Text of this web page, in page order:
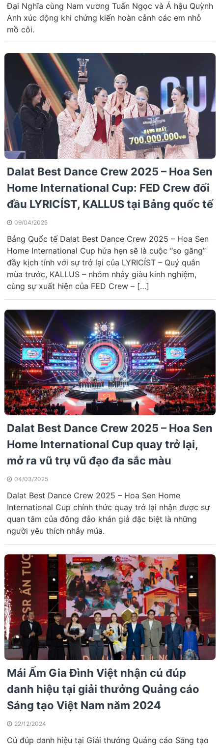
Đại Nghĩa cùng Nam vương Tuấn Ngọc và Á hậu Quỳnh
Anh xúc động khi chứng kiến hoàn cảnh các em nhỏ
mồ côi.
Dalat Best Dance Crew 2025 – Hoa Sen
Home International Cup: FED Crew đối
đầu LYRICÍST, KALLUS tại Bảng quốc tế
09/04/2025
Bảng Quốc tế Dalat Best Dance Crew 2025 – Hoa Sen
Home International Cup hứa hẹn sẽ là cuộc “so găng”
đầy kịch tính với sự trở lại của LYRICÍST – Quý quân
mùa trước, KALLUS – nhóm nhảy giàu kinh nghiệm,
cùng sự xuất hiện của FED Crew – […]
Dalat Best Dance Crew 2025 – Hoa Sen
Home International Cup quay trở lại,
mở ra vũ trụ vũ đạo đa sắc màu
04/03/2025
Dalat Best Dance Crew 2025 – Hoa Sen Home
International Cup chính thức quay trở lại nhận được sự
quan tâm của đông đảo khán giả đặc biệt là những
người yêu thích nhảy múa.
Mái Ấm Gia Đình Việt nhận cú đúp
danh hiệu tại giải thưởng Quảng cáo
Sáng tạo Việt Nam năm 2024
22/12/2024
Cú đúp danh hiệu tại Giải thưởng Quảng cáo Sáng tạo